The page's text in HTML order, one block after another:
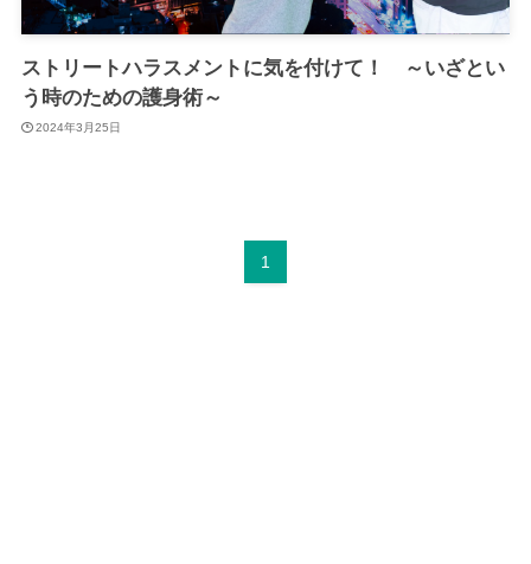
ストリートハラスメントに気を付けて！ ～いざとい
う時のための護身術～
2024年3月25日
1